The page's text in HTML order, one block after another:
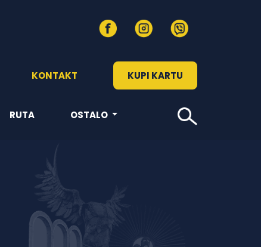
KONTAKT KUPI KARTU
RUTA OSTALO